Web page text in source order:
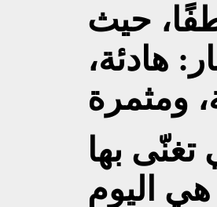
حيث
هادئة،
تغنّى بها
هي اليوم